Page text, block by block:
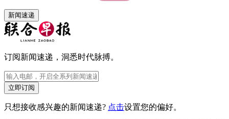
新闻速递
订阅新闻速递，洞悉时代脉搏。
立即订阅
只想接收感兴趣的新闻速递? 点击设置您的偏好。